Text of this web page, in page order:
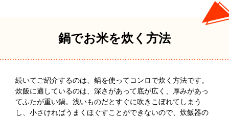
鍋でお米を炊く方法
続いてご紹介するのは、鍋を使ってコンロで炊く方法です。
炊飯に適しているのは、深さがあって底が広く、厚みがあっ
てふたが重い鍋。浅いものだとすぐに吹きこぼれてしまう
し、小さければうまくほぐすことができないので、炊飯器の